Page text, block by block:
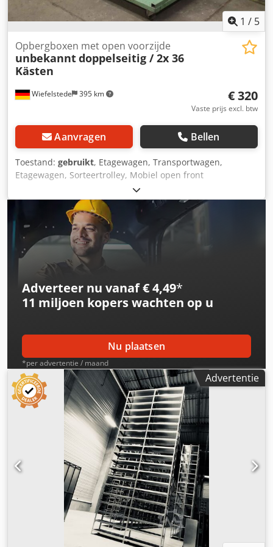
1 / 5
Wiefelstede 395 km
Opbergboxen met open voorzijde
unbekanntdoppelseitig / 2x 36
Kästen
€ 320
Vaste prijs excl. btw
Aanvragen Bellen
Toestand: gebruikt, Etagewagen, Transportwagen,
Etagewagen, Sorteertrolley, Mobiel open front
opslagbakkenrek -Open front opslag bin rack: Mobiel open
front opslag bin rack, dubbelzijdig -Opbergcapaciteit: 72
opbergbakken met open voorzijde -Afmetingen:
690/500/H895 mm -Gewicht: 24 kg Dedoitapiepfx Ad Nswa
Adverteer nu vanaf € 4,49*
11 miljoen koperswachten op u
Nu plaatsen
*per advertentie / maand
Advertentie